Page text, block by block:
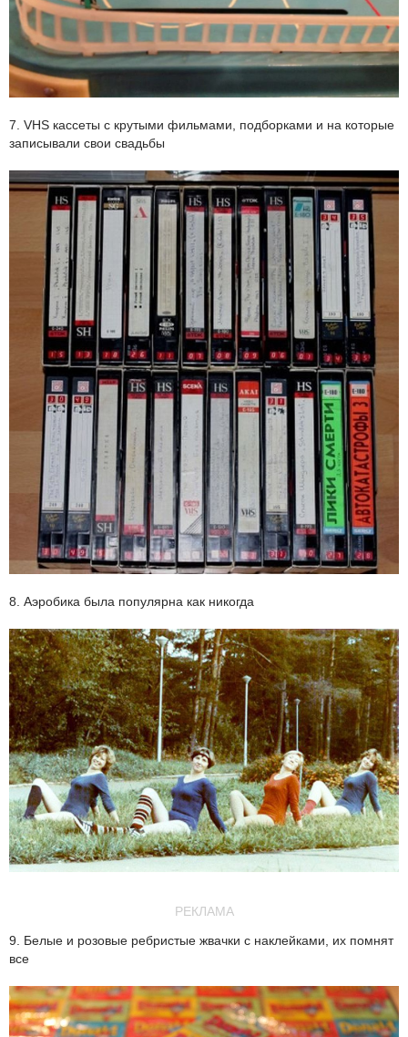
7. VHS кассеты с крутыми фильмами, подборками и на которые
записывали свои свадьбы
8. Аэробика была популярна как никогда
РЕКЛАМА
9. Белые и розовые ребристые жвачки с наклейками, их помнят
все